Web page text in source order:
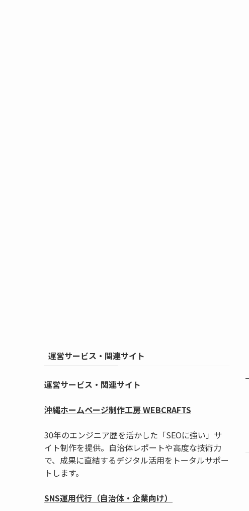
運営サービス・関連サイト
運営サービス・関連サイト
沖縄ホームページ制作工房 WEBCRAFTS
30年のエンジニア歴を活かした「SEOに強い」サ
イト制作を提供。自治体レポートや高度な技術力
で、成果に直結するデジタル活用をトータルサポー
トします。
SNS運用代行（自治体・企業向け）